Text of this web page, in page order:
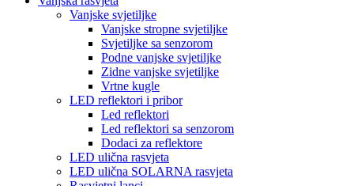
Vanjske svjetiljke
Vanjske stropne svjetiljke
Svjetiljke sa senzorom
Podne vanjske svjetiljke
Zidne vanjske svjetiljke
Vrtne kugle
LED reflektori i pribor
Led reflektori
Led reflektori sa senzorom
Dodaci za reflektore
LED ulična rasvjeta
LED ulična SOLARNA rasvjeta